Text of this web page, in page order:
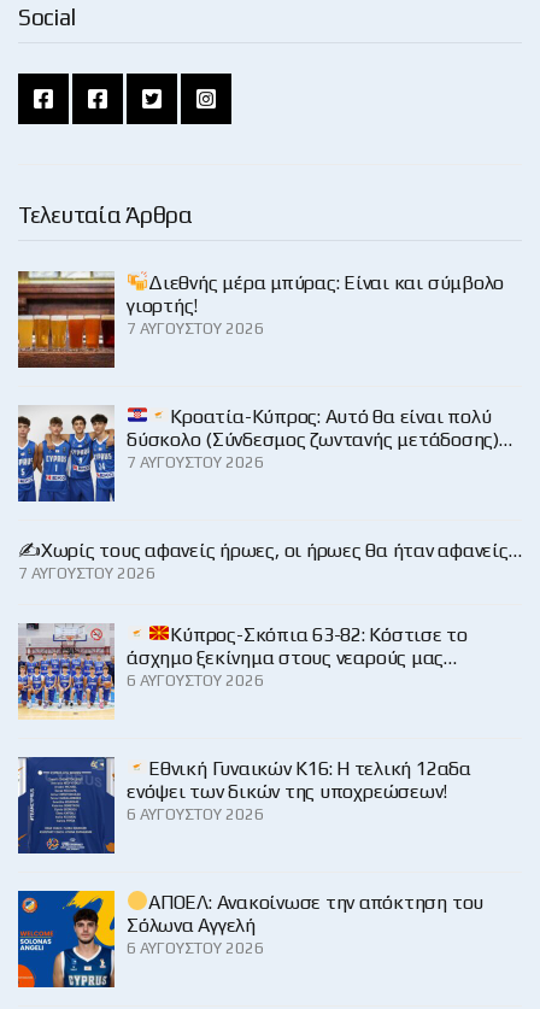
Social
Τελευταία Άρθρα
Διεθνής μέρα μπύρας: Είναι και σύμβολο
γιορτής!
7 ΑΥΓΟΎΣΤΟΥ 2026
Κροατία-Κύπρος: Αυτό θα είναι πολύ
δύσκολο (Σύνδεσμος ζωντανής μετάδοσης)…
7 ΑΥΓΟΎΣΤΟΥ 2026
✍️Χωρίς τους αφανείς ήρωες, οι ήρωες θα ήταν αφανείς…
7 ΑΥΓΟΎΣΤΟΥ 2026
Κύπρος-Σκόπια 63-82: Κόστισε το
άσχημο ξεκίνημα στους νεαρούς μας…
6 ΑΥΓΟΎΣΤΟΥ 2026
Εθνική Γυναικών Κ16: Η τελική 12αδα
ενόψει των δικών της υποχρεώσεων!
6 ΑΥΓΟΎΣΤΟΥ 2026
ΑΠΟΕΛ: Ανακοίνωσε την απόκτηση του
Σόλωνα Αγγελή
6 ΑΥΓΟΎΣΤΟΥ 2026